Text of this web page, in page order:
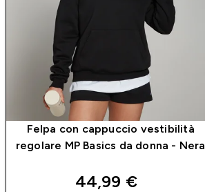
Felpa con cappuccio vestibilità
regolare MP Basics da donna - Nera
discounted price
44,99 €‎